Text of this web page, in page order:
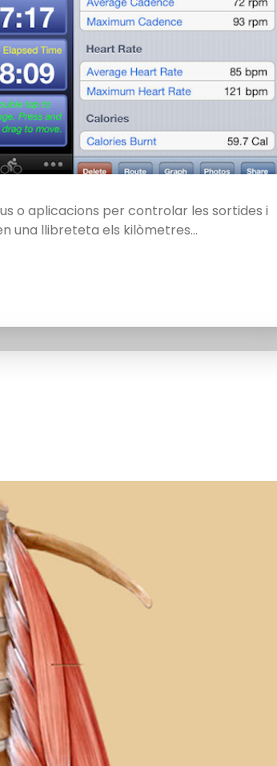
o aplicacions per controlar les sortides i
una llibreteta els kilòmetres…